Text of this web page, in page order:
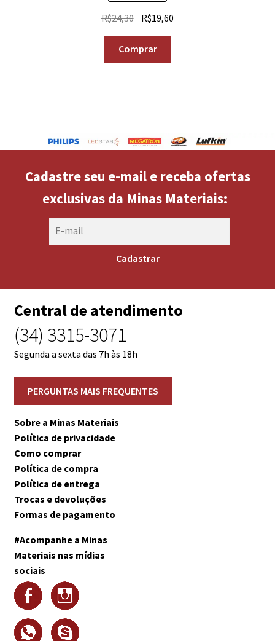
R$24,30 R$19,60
Comprar
Cadastre seu e-mail e receba ofertas
exclusivas da Minas Materiais:
Central de atendimento
(34) 3315-3071
Segunda a sexta das 7h às 18h
Sobre a Minas Materiais
Política de privacidade
Como comprar
Política de compra
Política de entrega
Trocas e devoluções
Formas de pagamento
#Acompanhe a Minas
Materiais nas mídias
sociais